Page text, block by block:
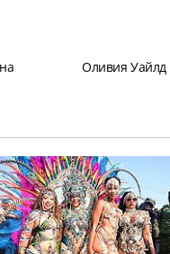
Оливия Уайлд